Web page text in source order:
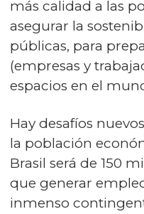
más calidad a las
asegurar la
públicas, para
(empresas y
espacios en el
Hay desafíos
la población
Brasil será de 150
que generar
inmenso